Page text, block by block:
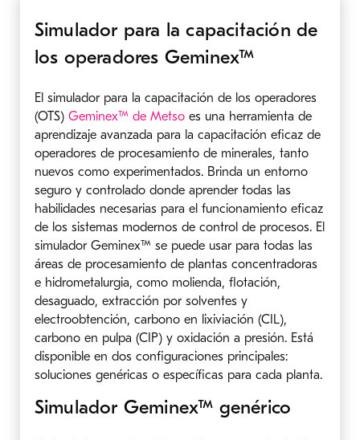
Simulador para la capacitación de
los operadores Geminex™
El simulador para la capacitación de los operadores
(OTS) Geminex™ de Metsoes una herramienta de
aprendizaje avanzada para la capacitación eficaz de
operadores de procesamiento de minerales, tanto
nuevos como experimentados. Brinda un entorno
seguro y controlado donde aprender todas las
habilidades necesarias para el funcionamiento eficaz
de los sistemas modernos de control de procesos. El
simulador Geminex™ se puede usar para todas las
áreas de procesamiento de plantas concentradoras
e hidrometalurgia, como molienda, flotación,
desaguado, extracción por solventes y
electroobtención, carbono en lixiviación (CIL),
carbono en pulpa (CIP) y oxidación a presión. Está
disponible en dos configuraciones principales:
soluciones genéricas o específicas para cada planta.
Simulador Geminex™ genérico